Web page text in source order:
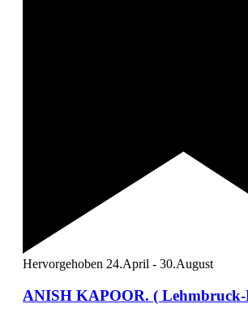
Hervorgehoben 24.April - 30.August
ANISH KAPOOR. ( Lehmbruck-